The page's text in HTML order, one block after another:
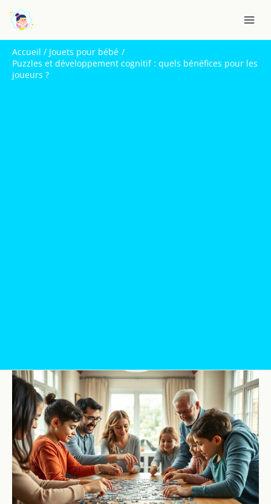
contenu
Accueil
Jouets pour bébé
Puzzles et développement cognitif : quels bénéfices pour les
joueurs ?
e
c
h
e